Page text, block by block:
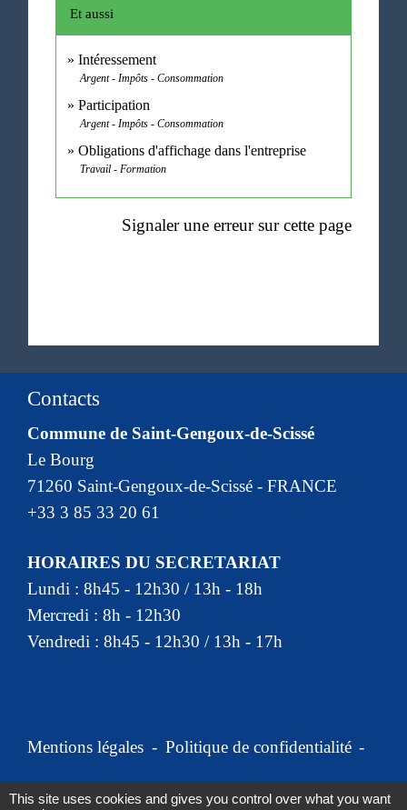
Et aussi
Intéressement
Argent - Impôts - Consommation
Participation
Argent - Impôts - Consommation
Obligations d'affichage dans l'entreprise
Travail - Formation
Signaler une erreur sur cette page
Contacts
Commune de Saint-Gengoux-de-Scissé
Le Bourg
71260 Saint-Gengoux-de-Scissé - FRANCE
+33 3 85 33 20 61
HORAIRES DU SECRETARIAT
Lundi : 8h45 - 12h30 / 13h - 18h
Mercredi : 8h - 12h30
Vendredi : 8h45 - 12h30 / 13h - 17h
Mentions légales - Politique de confidentialité -
This site uses cookies and gives you control over what you want